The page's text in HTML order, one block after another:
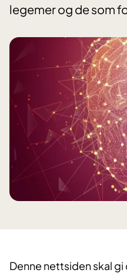
legemer og de som
Denne nettsiden skal